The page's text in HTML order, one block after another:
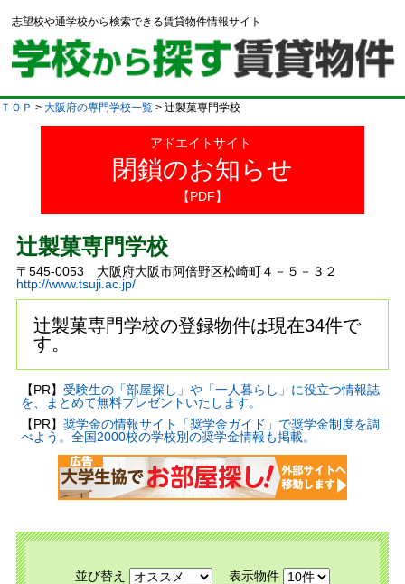
志望校や通学校から検索できる賃貸物件情報サイト
ＴＯＰ > 大阪府の専門学校一覧 > 辻製菓専門学校
アドエイトサイト
閉鎖のお知らせ
【PDF】
辻製菓専門学校
〒545-0053 大阪府大阪市阿倍野区松崎町４－５－３２
http://www.tsuji.ac.jp/
辻製菓専門学校の登録物件は現在34件で
す。
【PR】 受験生の「部屋探し」や「一人暮らし」に役立つ情報誌
を、まとめて無料プレゼントいたします。
【PR】 奨学金の情報サイト「奨学金ガイド」で奨学金制度を調
べよう。全国2000校の学校別の奨学金情報も掲載。
並び替え 表示物件